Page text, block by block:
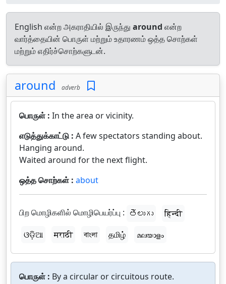
English என்ற அகராதியில் இருந்து around என்ற
வார்த்தையின் பொருள் மற்றும் உதாரணம் ஒத்த சொற்கள்
மற்றும் எதிர்ச்சொற்களுடன்.
around adverb
பொருள் : In the area or vicinity.
எடுத்துக்காட்டு : A few spectators standing about.
Hanging around.
Waited around for the next flight.
ஒத்த சொற்கள் : about
பிற மொழிகளில் மொழிபெயர்ப்பு : తెలుగు
हिन्दी
ଓଡ଼ିଆ
मराठी বাংলা தமிழ் മലയാളം
பொருள் : By a circular or circuitous route.